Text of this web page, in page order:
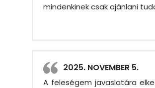
mindenkinek csak ajánlani
2025. NOVEMBER 5.
A feleségem javaslatára